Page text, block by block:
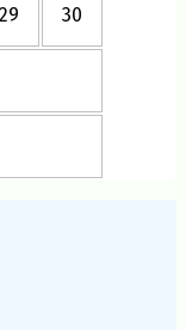
29 30